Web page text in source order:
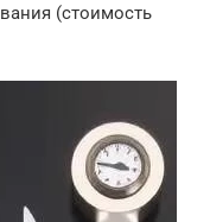
(стоимость